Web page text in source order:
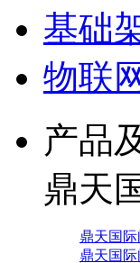
基础
物联
产品
鼎天
鼎天国
鼎天国